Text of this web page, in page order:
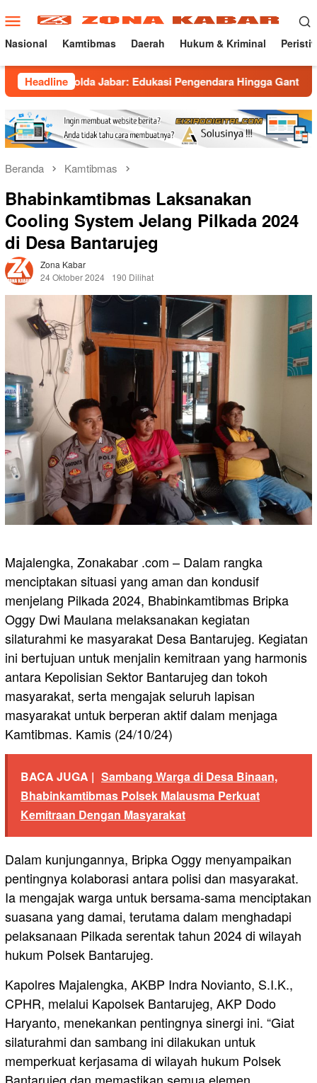
ke
konten
Menu
Mobile
Nasional Kamtibmas Daerah Hukum & Kriminal
Headline
Jabar: Edukasi Pengendara Hingga Ganti Knalpot
Beranda Kamtibmas
Bhabinkamtibmas Laksanakan
Cooling System Jelang Pilkada 2024
di Desa Bantarujeg
Zona Kabar
24 Oktober 2024
190 Dilihat
Majalengka, Zonakabar .com – Dalam rangka
menciptakan situasi yang aman dan kondusif
menjelang Pilkada 2024, Bhabinkamtibmas Bripka
Oggy Dwi Maulana melaksanakan kegiatan
silaturahmi ke masyarakat Desa Bantarujeg. Kegiatan
ini bertujuan untuk menjalin kemitraan yang harmonis
antara Kepolisian Sektor Bantarujeg dan tokoh
masyarakat, serta mengajak seluruh lapisan
masyarakat untuk berperan aktif dalam menjaga
Kamtibmas. Kamis (24/10/24)
BACA JUGA | Sambang Warga di Desa Binaan,
Bhabinkamtibmas Polsek Malausma Perkuat
Kemitraan Dengan Masyarakat
Dalam kunjungannya, Bripka Oggy menyampaikan
pentingnya kolaborasi antara polisi dan masyarakat.
Ia mengajak warga untuk bersama-sama menciptakan
suasana yang damai, terutama dalam menghadapi
pelaksanaan Pilkada serentak tahun 2024 di wilayah
hukum Polsek Bantarujeg.
Kapolres Majalengka, AKBP Indra Novianto, S.I.K.,
CPHR, melalui Kapolsek Bantarujeg, AKP Dodo
Haryanto, menekankan pentingnya sinergi ini. “Giat
silaturahmi dan sambang ini dilakukan untuk
memperkuat kerjasama di wilayah hukum Polsek